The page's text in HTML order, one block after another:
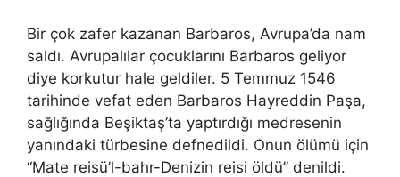
Bir çok zafer kazanan Barbaros, Avrupa’da nam
saldı. Avrupalılar çocuklarını Barbaros geliyor
diye korkutur hale geldiler. 5 Temmuz 1546
tarihinde vefat eden Barbaros Hayreddin Paşa,
sağlığında Beşiktaş’ta yaptırdığı medresenin
yanındaki türbesine defnedildi. Onun ölümü için
“Mate reisü’l-bahr-Denizin reisi öldü” denildi.